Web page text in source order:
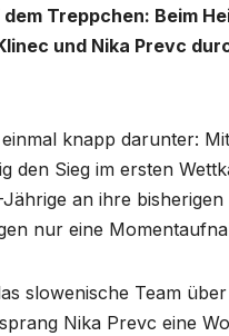
Treppchen: Beim
und Nika Prevc
knapp darunter:
den Sieg im ersten
an ihre
nur eine
slowenische Team
Nika Prevc eine